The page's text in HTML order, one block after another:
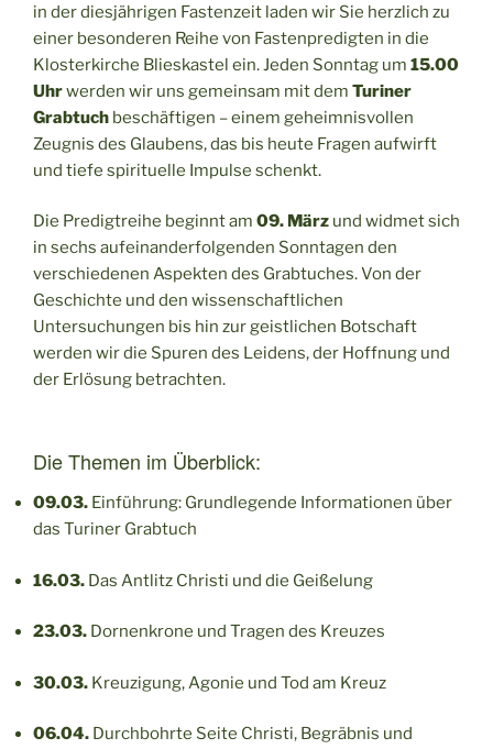
in der diesjährigen Fastenzeit laden wir Sie herzlich zu
einer besonderen Reihe von Fastenpredigten in die
Klosterkirche Blieskastel ein. Jeden Sonntag um 15.00
Uhrwerden wir uns gemeinsam mit dem Turiner
Grabtuch beschäftigen – einem geheimnisvollen
Zeugnis des Glaubens, das bis heute Fragen aufwirft
und tiefe spirituelle Impulse schenkt.
Die Predigtreihe beginnt am 09. März und widmet sich
in sechs aufeinanderfolgenden Sonntagen den
verschiedenen Aspekten des Grabtuches. Von der
Geschichte und den wissenschaftlichen
Untersuchungen bis hin zur geistlichen Botschaft
werden wir die Spuren des Leidens, der Hoffnung und
der Erlösung betrachten.
Die Themen im Überblick:
09.03. Einführung: Grundlegende Informationen über
das Turiner Grabtuch
16.03. Das Antlitz Christi und die Geißelung
23.03. Dornenkrone und Tragen des Kreuzes
30.03. Kreuzigung, Agonie und Tod am Kreuz
06.04. Durchbohrte Seite Christi, Begräbnis und